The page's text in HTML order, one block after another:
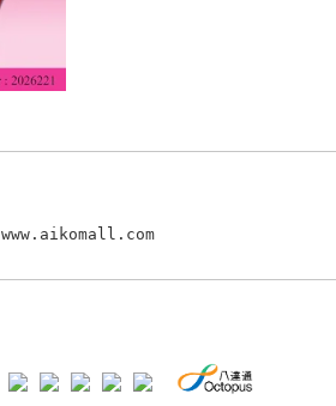
www.aikomall.com